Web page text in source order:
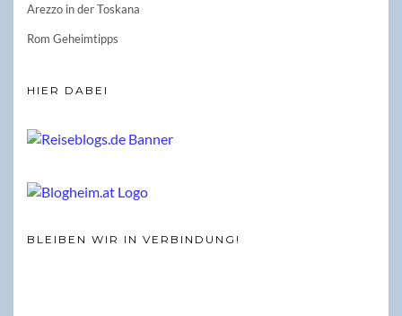
Arezzo in der Toskana
Rom Geheimtipps
HIER DABEI
BLEIBEN WIR IN VERBINDUNG!